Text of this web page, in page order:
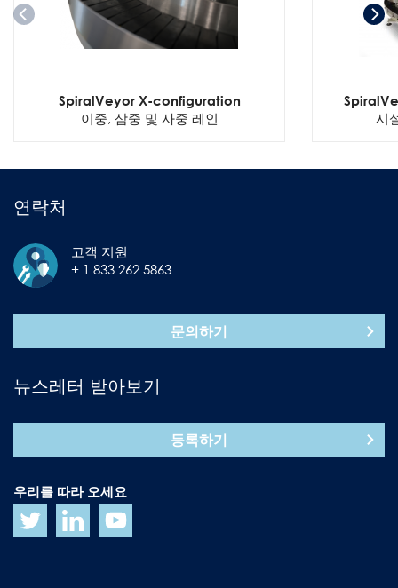
SpiralVeyor X-configuration
이중, 삼중 및 사중 레인
시
연락처
고객 지원
+ 1 833 262 5863
문의하기
뉴스레터 받아보기
등록하기
우리를 따라 오세요